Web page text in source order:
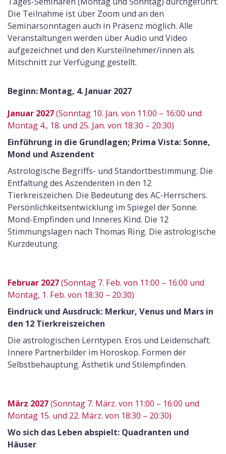
Die Teilnahme ist über Zoom und an den
Seminarsonntagen auch in Präsenz möglich. Alle
Veranstaltungen werden über Audio und Video
aufgezeichnet und den Kursteilnehmer/innen als
Mitschnitt zur Verfügung gestellt.
Beginn: Montag, 4. Januar 2027
Januar 2027(Sonntag 10. Jan. von 11:00 – 16:00 und
Montag 4., 18. und 25. Jan. von 18:30 – 20:30)
Einführung in die Grundlagen; Prima Vista: Sonne,
Mond und Aszendent
Astrologische Begriffs- und Standortbestimmung. Die
Entfaltung des Aszendenten in den 12
Tierkreiszeichen. Die Bedeutung des AC-Herrschers.
Persönlichkeitsentwicklung im Spiegel der Sonne.
Mond-Empfinden und Inneres Kind. Die 12
Stimmungslagen nach Thomas Ring. Die astrologische
Kurzdeutung.
Februar 2027(Sonntag 7. Feb. von 11:00 – 16:00 und
Montag, 1. Feb. von 18:30 – 20:30)
Eindruck und Ausdruck: Merkur, Venus und Mars in
den 12 Tierkreiszeichen
Die astrologischen Lerntypen. Eros und Leidenschaft.
Innere Partnerbilder im Horoskop. Formen der
Selbstbehauptung. Ästhetik und Stilempfinden.
März 2027(Sonntag 7. März. von 11:00 – 16:00 und
Montag 15. und 22. März. von 18:30 – 20:30)
Wo sich das Leben abspielt: Quadranten und
Häuser